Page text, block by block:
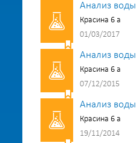
Анализ воды
Красина 6 а
01/03/2017
Анализ воды
Красина 6 а
07/12/2015
Анализ воды
Красина 6 а
19/11/2014